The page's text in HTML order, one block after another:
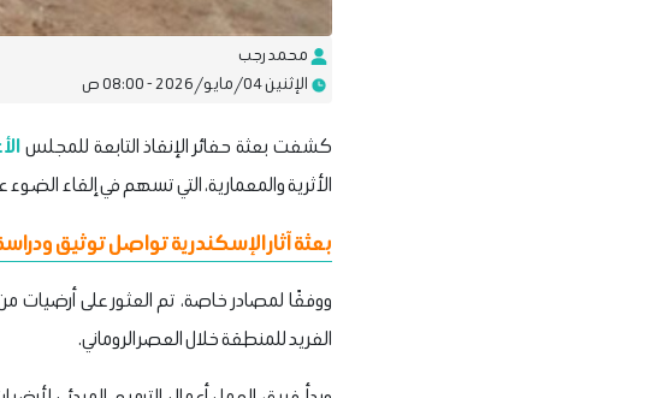
محمد رجب
الإثنين 04/مايو/2026 - 08:00 ص
كشفت بعثة حفائر الإنقاذ التابعة للمجلس
الأثرية والمعمارية، التي تسهم في إلقاء
بعثة آثار الإسكندرية تواصل توثيق
الفريد للمنطقة خلال العصر الروماني.